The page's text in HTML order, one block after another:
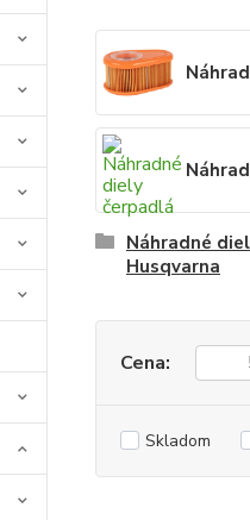
Náhradné
Husqvarna
Cena:
Skladom